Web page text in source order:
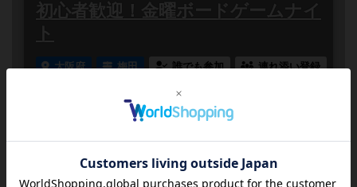
初心者歓迎！金曜ボードゲームナイ
ト
大阪府 梅田 誰でも参加 連れ添い登録
色々なボードゲームで遊びましょう！初心者の人からボ
ードゲームが大好きな人までどなたでも大歓迎！おひと
り様でご来店頂いても相席で遊んでいただけます。ま
た、初めて遊ぶボ...